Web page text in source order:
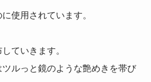
使用されています。
ていきます。
ルっと鏡のような艶めきを帯び